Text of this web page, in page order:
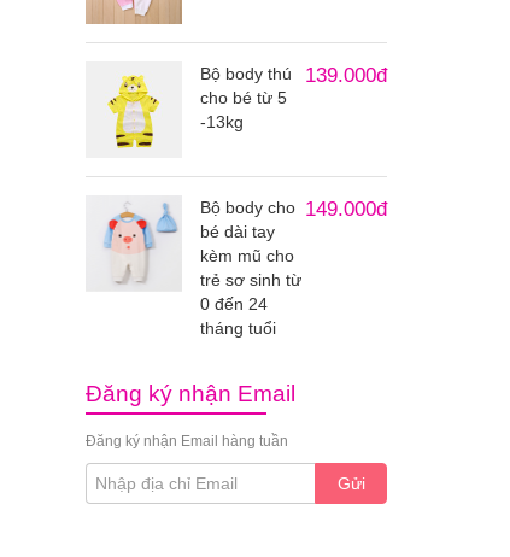
Bộ body thú
cho bé từ 5
-13kg
139.000đ
Bộ body cho
bé dài tay
kèm mũ cho
trẻ sơ sinh từ
0 đến 24
tháng tuổi
149.000đ
Đăng ký nhận Email
Đăng ký nhận Email hàng tuần
Gửi